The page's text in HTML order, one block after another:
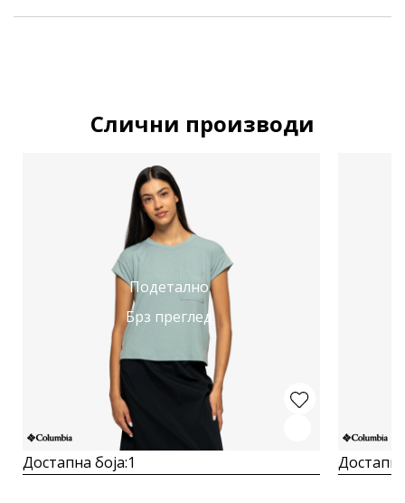
Слични производи
Подетално
Брз преглед
Достапна боја:1